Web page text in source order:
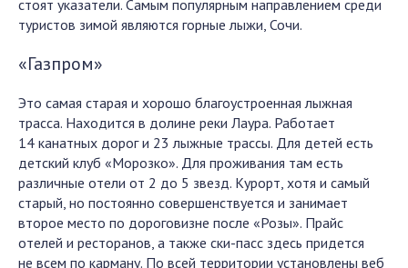
стоят указатели. Самым популярным направлением среди
туристов зимой являются горные лыжи, Сочи.
«Газпром»
Это самая старая и хорошо благоустроенная лыжная
трасса. Находится в долине реки Лаура. Работает
14 канатных дорог и 23 лыжные трассы. Для детей есть
детский клуб «Морозко». Для проживания там есть
различные отели от 2 до 5 звезд. Курорт, хотя и самый
старый, но постоянно совершенствуется и занимает
второе место по дороговизне после «Розы». Прайс
отелей и ресторанов, а также ски-пасс здесь придется
не всем по карману. По всей территории установлены веб